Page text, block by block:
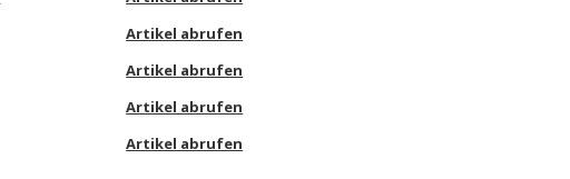
Artikel abrufen
Artikel abrufen
Artikel abrufen
Artikel abrufen